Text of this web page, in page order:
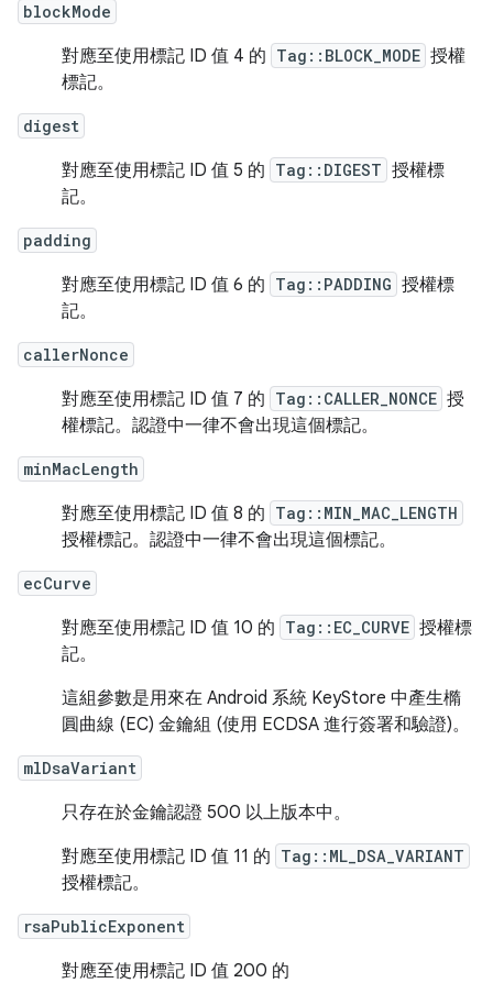
blockMode
對應至使用標記 ID 值 4 的 Tag::BLOCK_MODE 授權
標記。
digest
對應至使用標記 ID 值 5 的 Tag::DIGEST 授權標
記。
padding
對應至使用標記 ID 值 6 的 Tag::PADDING 授權標
記。
callerNonce
對應至使用標記 ID 值 7 的 Tag::CALLER_NONCE 授
權標記。認證中一律不會出現這個標記。
minMacLength
對應至使用標記 ID 值 8 的 Tag::MIN_MAC_LENGTH
授權標記。認證中一律不會出現這個標記。
ecCurve
對應至使用標記 ID 值 10 的 Tag::EC_CURVE 授權標
記。
這組參數是用來在 Android 系統 KeyStore 中產生橢
圓曲線 (EC) 金鑰組 (使用 ECDSA 進行簽署和驗證)。
mlDsaVariant
只存在於金鑰認證 500 以上版本中。
對應至使用標記 ID 值 11 的 Tag::ML_DSA_VARIANT
授權標記。
rsaPublicExponent
對應至使用標記 ID 值 200 的